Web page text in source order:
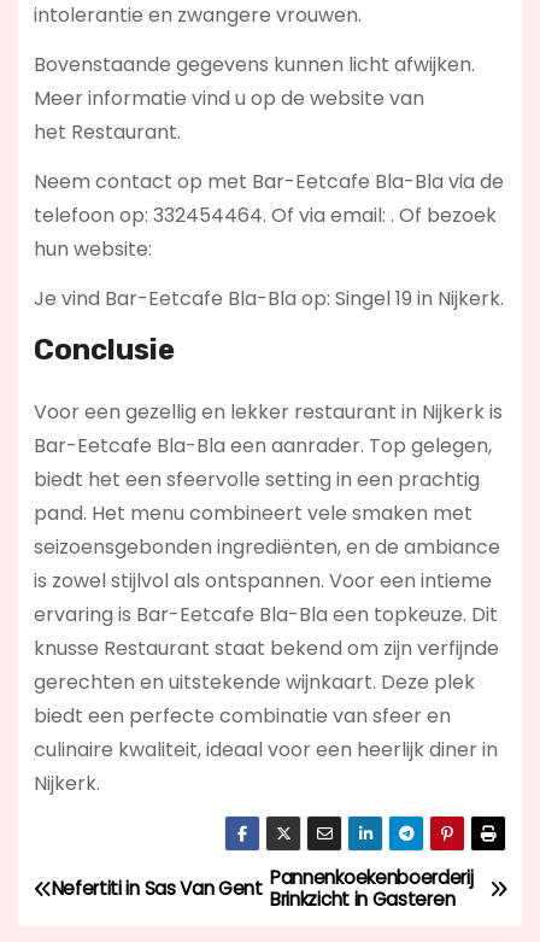
intolerantie en zwangere vrouwen.
Bovenstaande gegevens kunnen licht afwijken.
Meer informatie vind u op de website van
het Restaurant.
Neem contact op met Bar-Eetcafe Bla-Bla via de
telefoon op: 332454464. Of via email: . Of bezoek
hun website:
Je vind Bar-Eetcafe Bla-Bla op: Singel 19 in Nijkerk.
Conclusie
Voor een gezellig en lekker restaurant in Nijkerk is
Bar-Eetcafe Bla-Bla een aanrader. Top gelegen,
biedt het een sfeervolle setting in een prachtig
pand. Het menu combineert vele smaken met
seizoensgebonden ingrediënten, en de ambiance
is zowel stijlvol als ontspannen. Voor een intieme
ervaring is Bar-Eetcafe Bla-Bla een topkeuze. Dit
knusse Restaurant staat bekend om zijn verfijnde
gerechten en uitstekende wijnkaart. Deze plek
biedt een perfecte combinatie van sfeer en
culinaire kwaliteit, ideaal voor een heerlijk diner in
Nijkerk.
B
Pannenkoekenboerderij
Brinkzicht in Gasteren
Nefertiti in Sas Van Gent